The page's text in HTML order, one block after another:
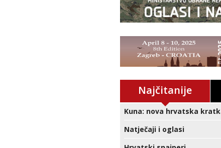
Najčitanije
Kuna: nova hrvatska
Natječaji i oglasi